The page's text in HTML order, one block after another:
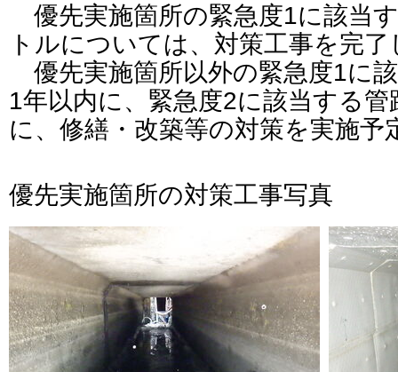
優先実施箇所の緊急度1に該当
トルについては、対策工事を完
優先実施箇所以外の緊急度1に
1年以内に、緊急度2に該当する
に、修繕・改築等の対策を実施予
優先実施箇所の対策工事写真